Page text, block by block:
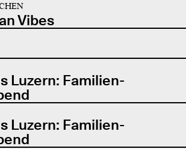
Vibes
Luzern: Familien-
Luzern: Familien-